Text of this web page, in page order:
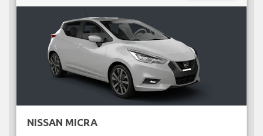
NISSAN MICRA